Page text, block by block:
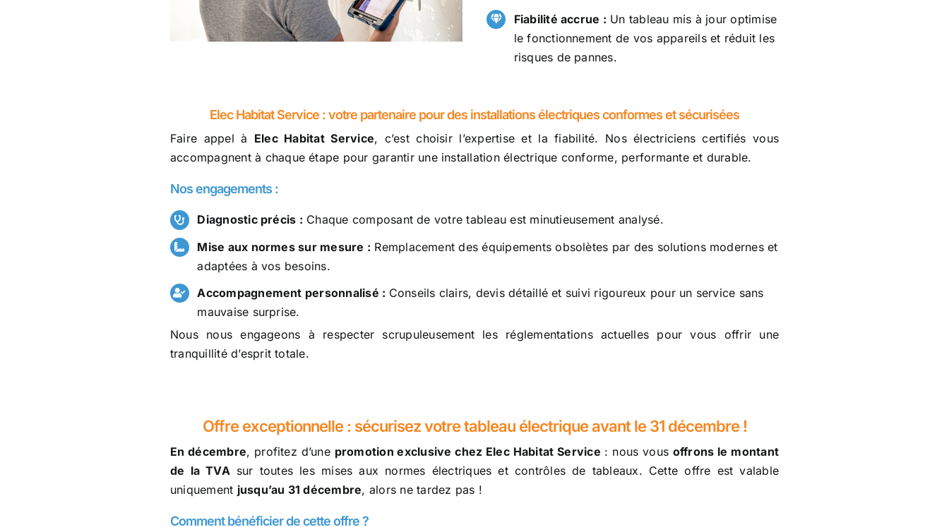
Fiabilité accrue : Un tableau mis à jour optimise
le fonctionnement de vos appareils et réduit les
risques de pannes.
Elec Habitat Service : votre partenaire pour des installations électriques conformes et sécurisées
Faire appel à Elec Habitat Service, c’est choisir l’expertise et la fiabilité. Nos électriciens certifiés vous
accompagnent à chaque étape pour garantir une installation électrique conforme, performante et durable.
Nos engagements :
Diagnostic précis : Chaque composant de votre tableau est minutieusement analysé.
Mise aux normes sur mesure : Remplacement des équipements obsolètes par des solutions modernes et
adaptées à vos besoins.
Accompagnement personnalisé : Conseils clairs, devis détaillé et suivi rigoureux pour un service sans
mauvaise surprise.
Nous nous engageons à respecter scrupuleusement les réglementations actuelles pour vous offrir une
tranquillité d’esprit totale.
Offre exceptionnelle : sécurisez votre tableau électrique avant le 31 décembre !
En décembre, profitez d’une promotion exclusive chez Elec Habitat Service : nous vous offrons le montant
de la TVAsur toutes les mises aux normes électriques et contrôles de tableaux. Cette offre est valable
uniquement jusqu’au 31 décembre, alors ne tardez pas !
Comment bénéficier de cette offre ?